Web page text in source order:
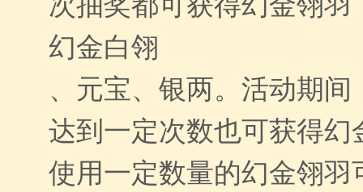
幻金白翎
、元宝、银两。活动期
达到一定次数也可获得幻
使用一定数量的幻金翎